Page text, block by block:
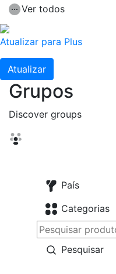
Ver todos
Atualizar para Plus
Atualizar
Grupos
Discover groups
País
Categorias
Pesquisar